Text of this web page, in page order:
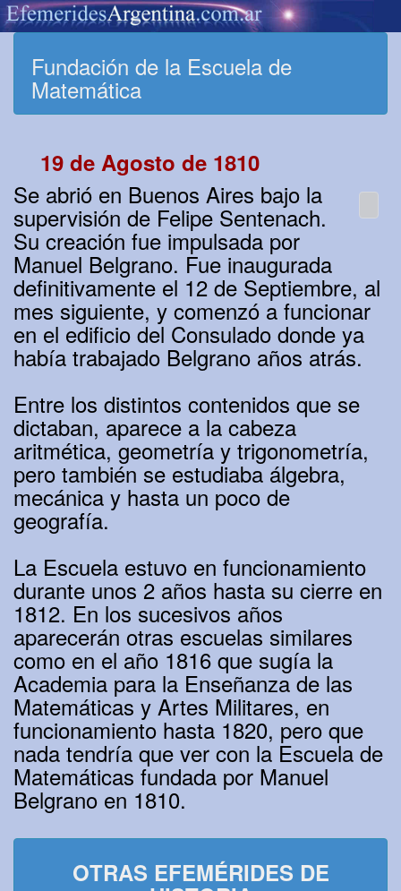
Fundación de la Escuela de
Matemática
19 de Agosto de 1810
Se abrió en Buenos Aires bajo la
supervisión de Felipe Sentenach.
Su creación fue impulsada por
Manuel Belgrano. Fue inaugurada
definitivamente el 12 de Septiembre, al
mes siguiente, y comenzó a funcionar
en el edificio del Consulado donde ya
había trabajado Belgrano años atrás.
Entre los distintos contenidos que se
dictaban, aparece a la cabeza
aritmética, geometría y trigonometría,
pero también se estudiaba álgebra,
mecánica y hasta un poco de
geografía.
La Escuela estuvo en funcionamiento
durante unos 2 años hasta su cierre en
1812. En los sucesivos años
aparecerán otras escuelas similares
como en el año 1816 que sugía la
Academia para la Enseñanza de las
Matemáticas y Artes Militares, en
funcionamiento hasta 1820, pero que
nada tendría que ver con la Escuela de
Matemáticas fundada por Manuel
Belgrano en 1810.
OTRAS EFEMÉRIDES DE